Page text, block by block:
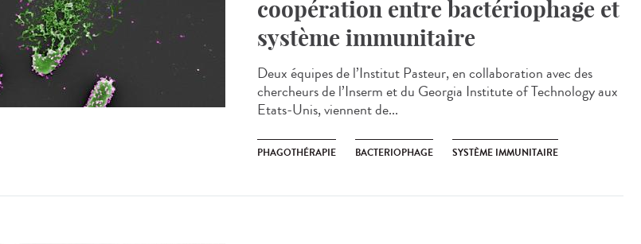
coopération entre bactériophage et
système immunitaire
Deux équipes de l’Institut Pasteur, en collaboration avec des
chercheurs de l’Inserm et du Georgia Institute of Technology aux
Etats-Unis, viennent de...
PHAGOTHÉRAPIE BACTERIOPHAGE SYSTÈME IMMUNITAIRE